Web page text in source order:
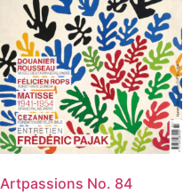
Artpassions No. 84